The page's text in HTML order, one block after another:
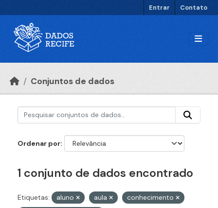
Entrar Contato
Conjuntos de dados
Ordenar por
1 conjunto de dados encontrado
Etiquetas: aluno aula
conhecimento